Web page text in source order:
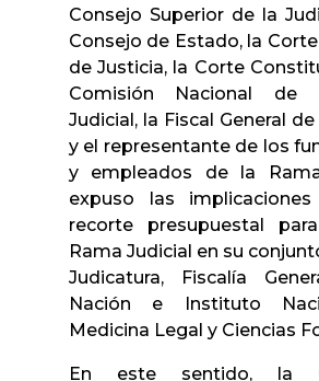
Consejo Superior de la
Consejo de Estado, la
de Justicia, la Corte
Comisión Nacional de
Judicial, la Fiscal General
y el representante de los
y empleados de la
expuso las
recorte presupuestal
Rama Judicial en su
Judicatura, Fiscalía
Nación e Instituto
Medicina Legal y Ciencias
En este sentido, la